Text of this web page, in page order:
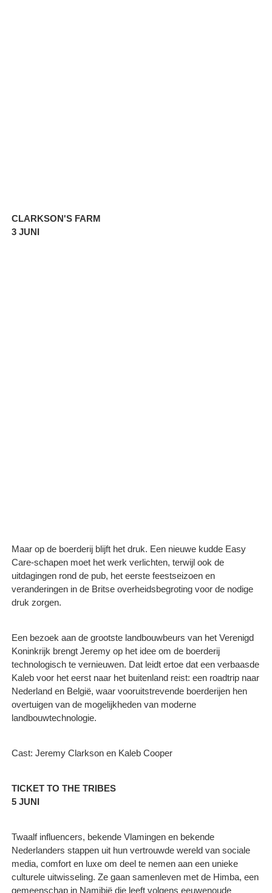
CLARKSON'S FARM
3 JUNI
Maar op de boerderij blijft het druk. Een nieuwe kudde Easy
Care-schapen moet het werk verlichten, terwijl ook de
uitdagingen rond de pub, het eerste feestseizoen en
veranderingen in de Britse overheidsbegroting voor de nodige
druk zorgen.
Een bezoek aan de grootste landbouwbeurs van het Verenigd
Koninkrijk brengt Jeremy op het idee om de boerderij
technologisch te vernieuwen. Dat leidt ertoe dat een verbaasde
Kaleb voor het eerst naar het buitenland reist: een roadtrip naar
Nederland en België, waar vooruitstrevende boerderijen hen
overtuigen van de mogelijkheden van moderne
landbouwtechnologie.
Cast: Jeremy Clarkson en Kaleb Cooper
TICKET TO THE TRIBES
5 JUNI
Twaalf influencers, bekende Vlamingen en bekende
Nederlanders stappen uit hun vertrouwde wereld van sociale
media, comfort en luxe om deel te nemen aan een unieke
culturele uitwisseling. Ze gaan samenleven met de Himba, een
gemeenschap in Namibië die leeft volgens eeuwenoude